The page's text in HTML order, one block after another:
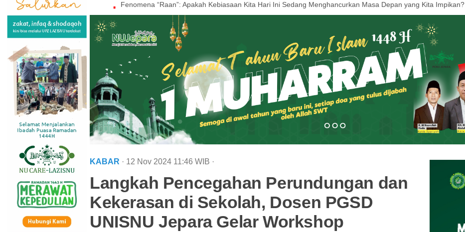
Fenomena “Raan”: Apakah Kebiasaan Kita Hari Ini Sedang Menghancurkan Masa Depan yang Kita Impikan?
KABAR · 12 Nov 2024 11:46 WIB ·
Langkah Pencegahan Perundungan dan
Kekerasan di Sekolah, Dosen PGSD
UNISNU Jepara Gelar Workshop